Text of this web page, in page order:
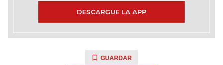
DESCARGUE LA APP
GUARDAR